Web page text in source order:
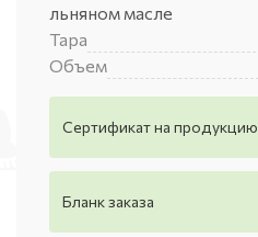
льняном масле
Тара
Объем
Сертификат на продукцию
Бланк заказа